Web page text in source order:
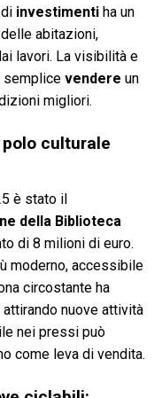
investimenti ha un
abitazioni,
lavori. La visibilità e
semplice vendere un
migliori.
culturale
è stato il
della Biblioteca
di 8 milioni di euro.
moderno, accessibile
circostante ha
nuove attività
nei pressi può
come leva di vendita.